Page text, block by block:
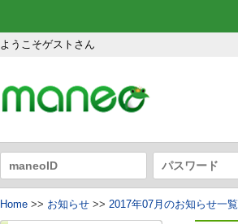
ようこそゲストさん
Home >> お知らせ >> 2017年07月のお知らせ一覧